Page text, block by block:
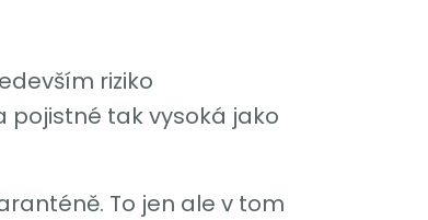
riziko
tak vysoká jako
To jen ale v tom